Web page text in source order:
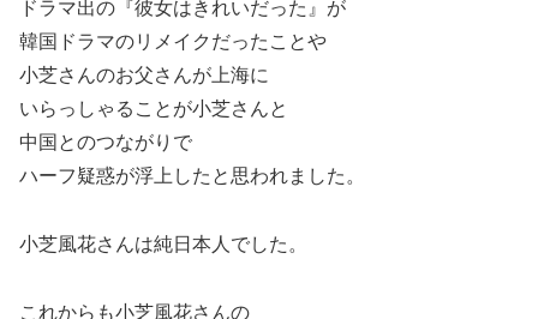
ドラマ出の『彼女はきれいだった』が
韓国ドラマのリメイクだったことや
小芝さんのお父さんが上海に
いらっしゃることが小芝さんと
中国とのつながりで
ハーフ疑惑が浮上したと思われました。
小芝風花さんは純日本人でした。
これからも小芝風花さんの